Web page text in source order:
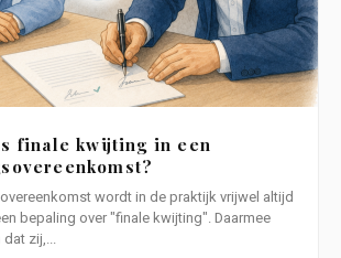
finale kwijting in een
wordt in de praktijk vrijwel altijd
bepaling over "finale kwijting". Daarmee
zij,...